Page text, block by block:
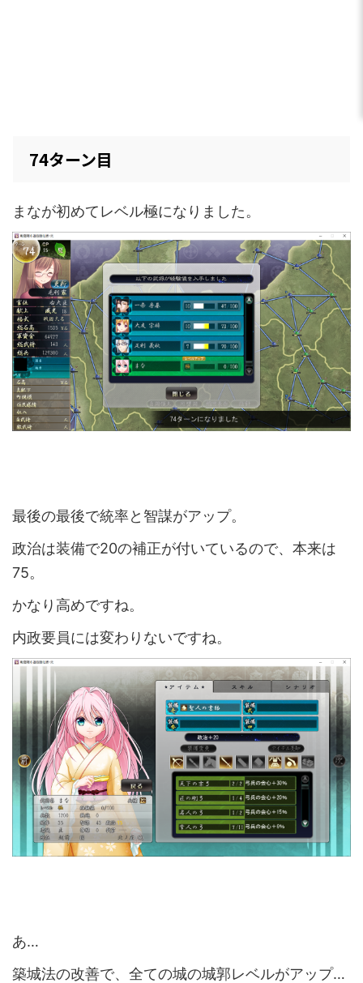
74ターン目
まなが初めてレベル極になりました。
最後の最後で統率と智謀がアップ。
政治は装備で20の補正が付いているので、本来は
75。
かなり高めですね。
内政要員には変わりないですね。
あ…
築城法の改善で、全ての城の城郭レベルがアップ…